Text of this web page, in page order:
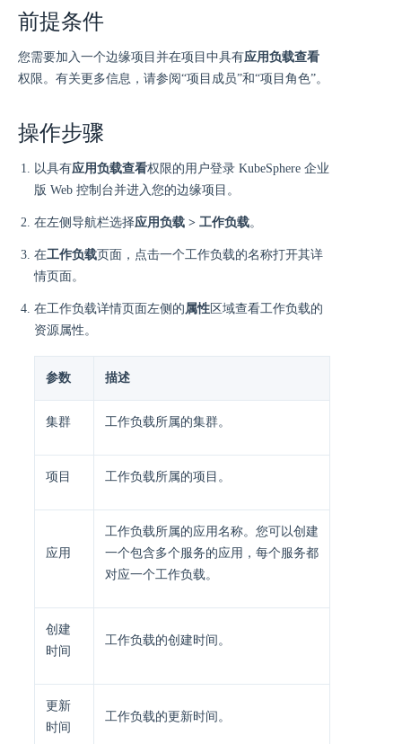
前提条件
您需要加入一个边缘项目并在项目中具有应用负载查看
权限。有关更多信息，请参阅“项目成员”和“项目角色”。
操作步骤
以具有应用负载查看权限的用户登录 KubeSphere 企业
版 Web 控制台并进入您的边缘项目。
在左侧导航栏选择应用负载 > 工作负载。
在工作负载页面，点击一个工作负载的名称打开其详
情页面。
在工作负载详情页面左侧的属性 区域查看工作负载的
资源属性。
参数 描述
集群 工作负载所属的集群。
项目 工作负载所属的项目。
应用
工作负载所属的应用名称。您可以创建
一个包含多个服务的应用，每个服务都
对应一个工作负载。
创建
时间
工作负载的创建时间。
更新
时间
工作负载的更新时间。